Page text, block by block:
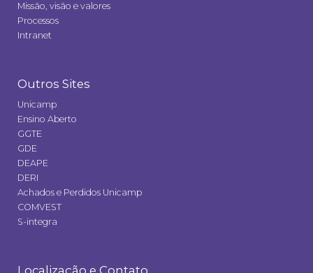
Missão, visão e valores
Processos
Intranet
Outros Sites
Unicamp
Ensino Aberto
GGTE
GDE
DEAPE
DERI
Achados e Perdidos Unicamp
COMVEST
S-integra